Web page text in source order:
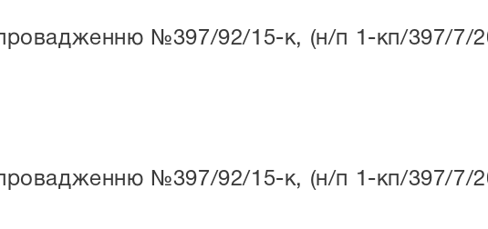
№397/92/15-к, (н/п 1-кп/397/7/
№397/92/15-к, (н/п 1-кп/397/7/